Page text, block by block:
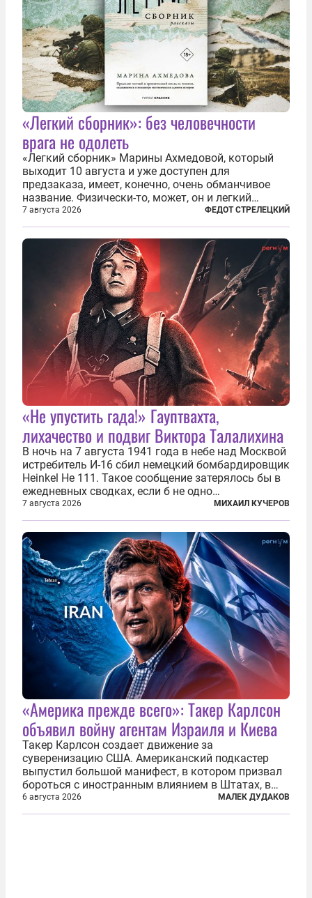
«Легкий сборник»: без человечности
врага не одолеть
«Легкий сборник» Марины Ахмедовой, который
выходит 10 августа и уже доступен для
предзаказа, имеет, конечно, очень обманчивое
название. Физически-то, может, он и легкий
относительно. Но метафизически —
безотносительно тяжелый. Десять рассказов,
каждый из которых напрямую или косвенно (в
основном —...
7 августа 2026 ФЕДОТ СТРЕЛЕЦКИЙ
«Не упустить гада!» Гауптвахта,
лихачество и подвиг Виктора Талалихина
В ночь на 7 августа 1941 года в небе над Москвой
истребитель И-16 сбил немецкий бомбардировщик
Heinkel He 111. Такое сообщение затерялось бы в
ежедневных сводках, если б не одно
обстоятельство. Это был один из первых в
истории отечественной авиации ночных таранов.
У пилота — младшего лейтенанта...
7 августа 2026 МИХАИЛ КУЧЕРОВ
«Америка прежде всего»: Такер Карлсон
объявил войну агентам Израиля и Киева
Такер Карлсон создает движение за
суверенизацию США. Американский подкастер
выпустил большой манифест, в котором призвал
бороться с иностранным влиянием в Штатах, в
первую очередь имея в виду Израиль. А также
прекратить заморские войны, выплатить
6 августа 2026 МАЛЕК ДУДАКОВ